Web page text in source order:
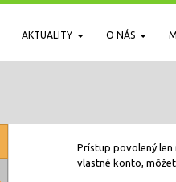
AKTUALITY O NÁS
Prístup povolený len
vlastné konto,